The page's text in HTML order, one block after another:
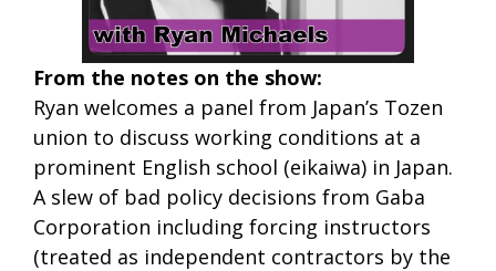
From the notes on the show:
Ryan welcomes a panel from Japan’s Tozen
union to discuss working conditions at a
prominent English school (eikaiwa) in Japan.
A slew of bad policy decisions from Gaba
Corporation including forcing instructors
(treated as independent contractors by the